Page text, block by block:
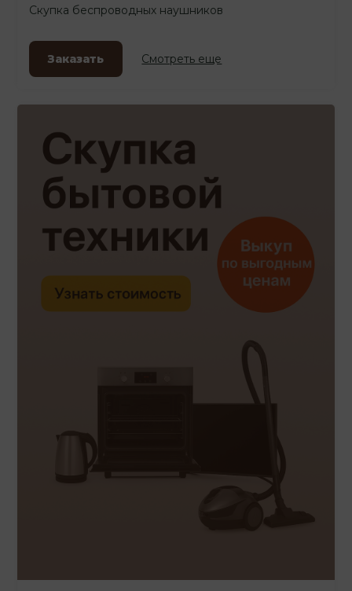
Скупка беспроводных наушников
Заказать Смотреть еще